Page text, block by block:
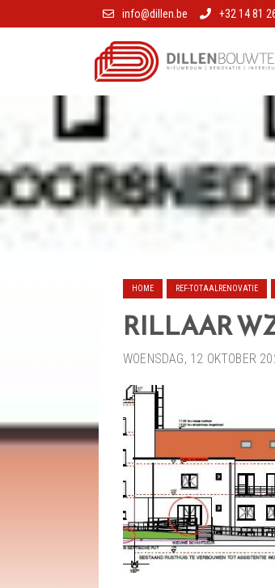
info@dillen.be +32 14 81
HOME REF-TOTAALRENOVATIE
RILLAAR
WOENSDAG, 12 OKTOBER